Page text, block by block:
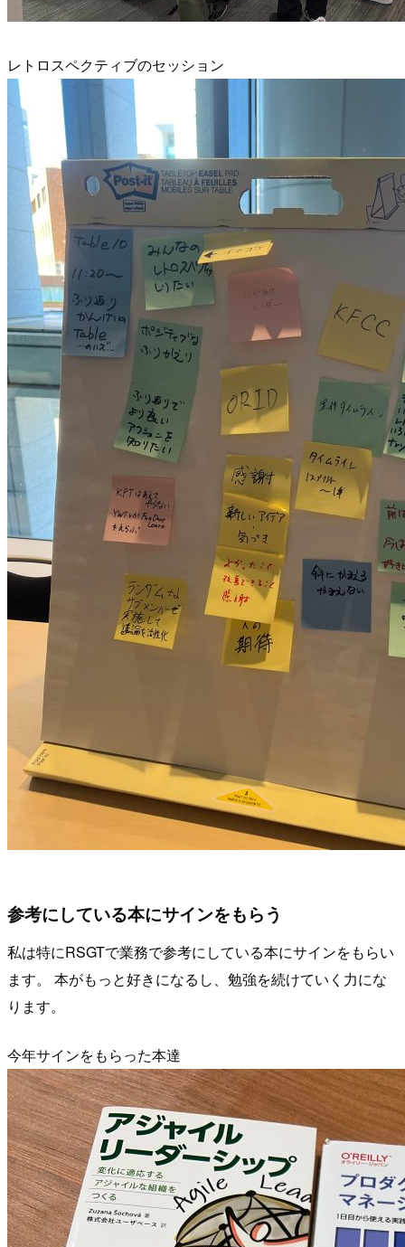
レトロスペクティブのセッション
参考にしている本にサインをもらう
私は特にRSGTで業務で参考にしている本にサインをもらい
ます。 本がもっと好きになるし、勉強を続けていく力にな
ります。
今年サインをもらった本達